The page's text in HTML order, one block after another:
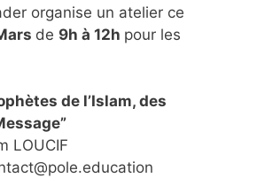
organise un atelier ce
de 9h à 12h pour les
de l’Islam, des
LOUCIF